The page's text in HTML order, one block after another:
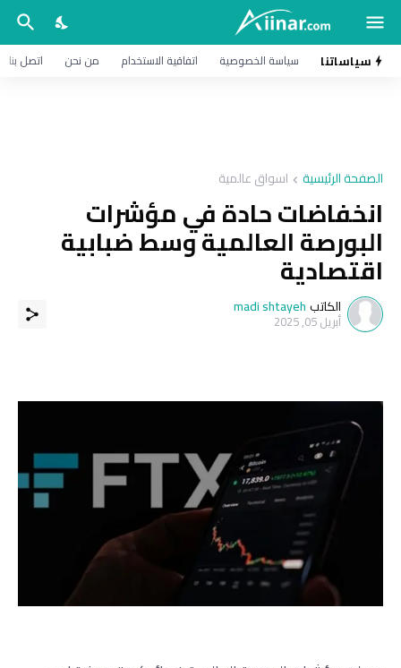
سياساتنا سياسة الخصوصية اتفاقية الاستخدام من نحن اتصل بنا
الصفحة الرئيسية اسواق عالمية
انخفاضات حادة في مؤشرات
البورصة العالمية وسط ضبابية
اقتصادية
الكاتبmadi shtayeh
أبريل 05, 2025